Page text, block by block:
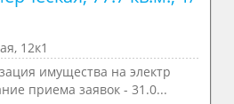
12к1
имущества на электр
приема заявок - 31.0...